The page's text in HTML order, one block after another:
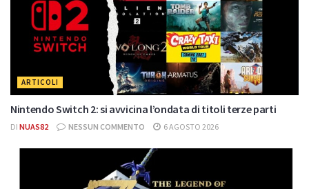
ARTICOLI
Nintendo Switch 2: si avvicina l’ondata di titoli terze parti
DI NUAS82 NESSUN COMMENTO 6 AGOSTO 2026